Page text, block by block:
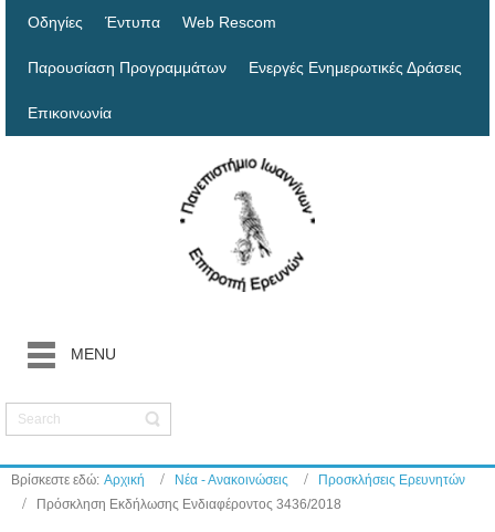
Οδηγίες Έντυπα Web Rescom
Παρουσίαση Προγραμμάτων Ενεργές Ενημερωτικές Δράσεις
Επικοινωνία
MENU
Βρίσκεστε εδώ: Αρχική Νέα - Ανακοινώσεις
Προσκλήσεις Ερευνητών
Πρόσκληση Εκδήλωσης Ενδιαφέροντος 3436/2018